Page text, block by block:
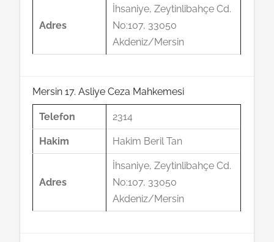
Adres
İhsaniye, Zeytinlibahçe Cd.
No:107, 33050
Akdeniz/Mersin
Mersin 17. Asliye Ceza Mahkemesi
Telefon 2314
Hakim Hakim Beril Tan
Adres
İhsaniye, Zeytinlibahçe Cd.
No:107, 33050
Akdeniz/Mersin